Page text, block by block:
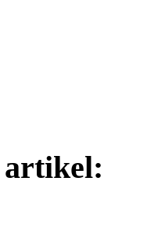
artikel: